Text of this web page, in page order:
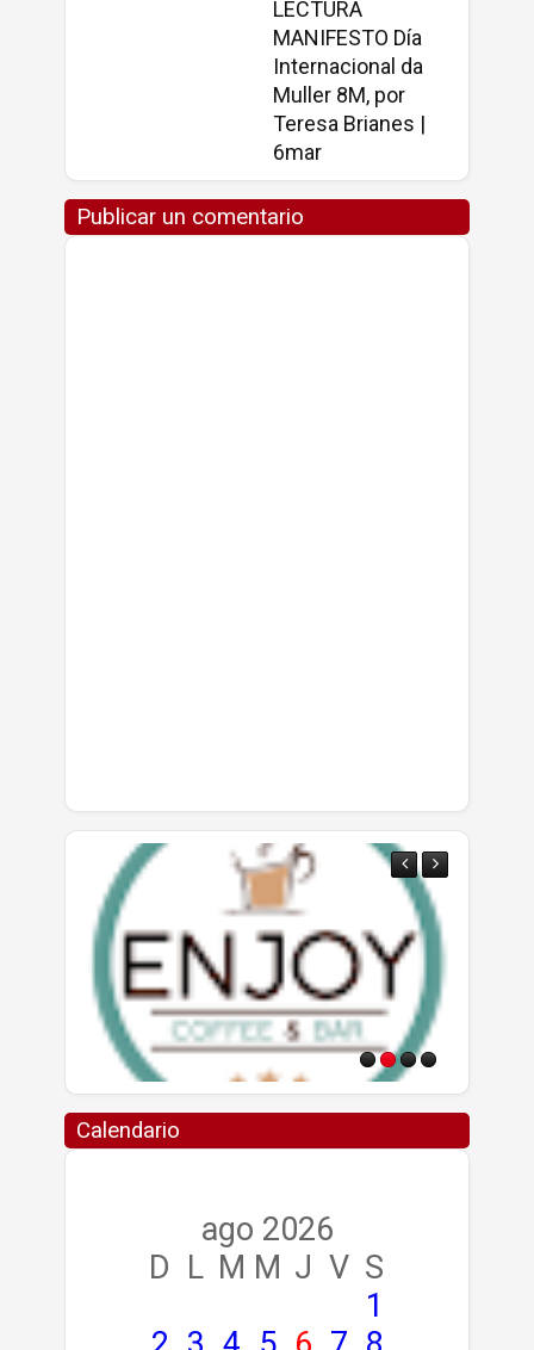
LECTURA
MANIFESTO Día
Internacional da
Muller 8M, por
Teresa Brianes |
6mar
Publicar un comentario
Calendario
ago 2026
D L M M J V S
1